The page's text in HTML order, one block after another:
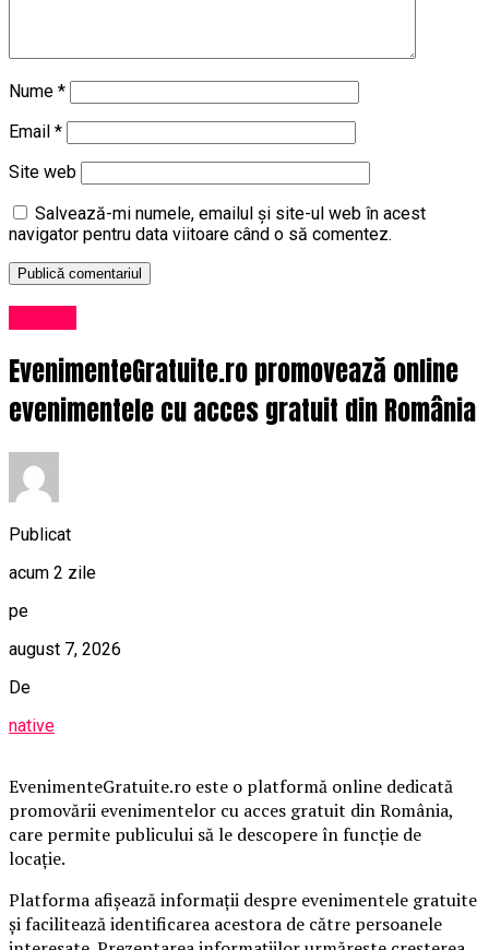
Nume *
Email *
Site web
Salvează-mi numele, emailul și site-ul web în acest
navigator pentru data viitoare când o să comentez.
EvenimenteGratuite.ro promovează online
evenimentele cu acces gratuit din România
Publicat
acum 2 zile
pe
august 7, 2026
De
native
EvenimenteGratuite.ro este o platformă online dedicată
promovării evenimentelor cu acces gratuit din România,
care permite publicului să le descopere în funcție de
locație.
Platforma afișează informații despre evenimentele gratuite
și facilitează identificarea acestora de către persoanele